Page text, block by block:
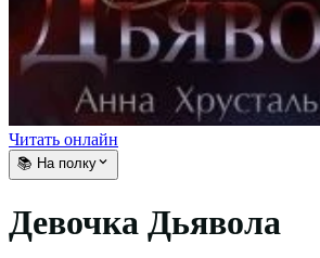
Читать онлайн
📚 На полку
Девочка Дьявола